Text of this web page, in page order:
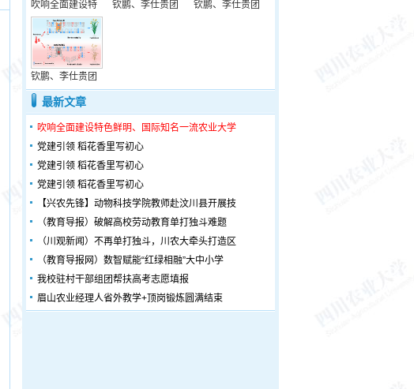
吹响全面建设特 钦鹏、李仕贵团 钦鹏、李仕贵团
钦鹏、李仕贵团
最新文章
吹响全面建设特色鲜明、国际知名一流农业大学
党建引领 稻花香里写初心
党建引领 稻花香里写初心
党建引领 稻花香里写初心
【兴农先锋】动物科技学院教师赴汶川县开展技
（教育导报）破解高校劳动教育单打独斗难题
（川观新闻）不再单打独斗，川农大牵头打造区
（教育导报网）数智赋能“红绿相融”大中小学
我校驻村干部组团帮扶高考志愿填报
眉山农业经理人省外教学+顶岗锻炼圆满结束